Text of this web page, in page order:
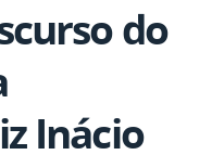
do
Inácio